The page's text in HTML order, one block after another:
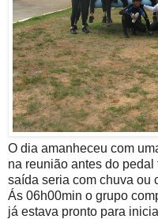
O dia amanheceu com
na reunião antes do
saída seria com chuva ou
Ás 06h00min o grupo
já estava pronto para